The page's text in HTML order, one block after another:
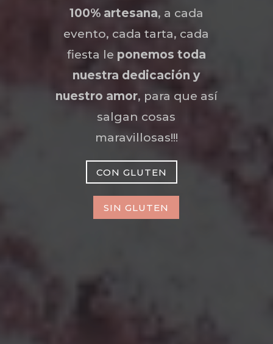
100% artesana, a cada
evento, cada tarta, cada
fiesta le ponemos toda
nuestra dedicación y
nuestro amor, para que así
salgan cosas
maravillosas!!!
CON GLUTEN
SIN GLUTEN